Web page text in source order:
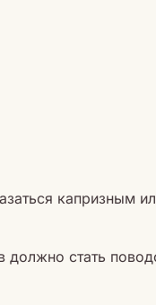
капризным
должно стать